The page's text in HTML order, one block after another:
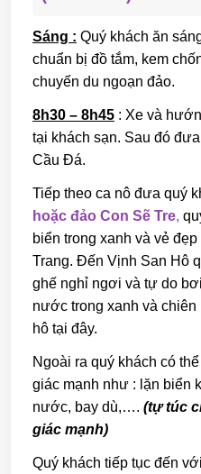
Sáng : Quý khách ăn
chuẩn bị đồ tắm, kem
chuyến du ngoạn đảo.
8h30 – 8h45 : Xe và
tại khách sạn. Sau đó
Cầu Đá.
Tiếp theo ca nô đưa quý
hoặc đảo Con Sẽ Tre,
biển trong xanh và vẻ
Trang. Đến Vịnh San Hô
ghế nghỉ ngơi và tự do
nước trong xanh và
hô tại đây.
Ngoài ra quý khách có
giác mạnh như : lặn biển
nước, bay dù,…. (tự túc
giác mạnh)
Quý khách tiếp tục đến với